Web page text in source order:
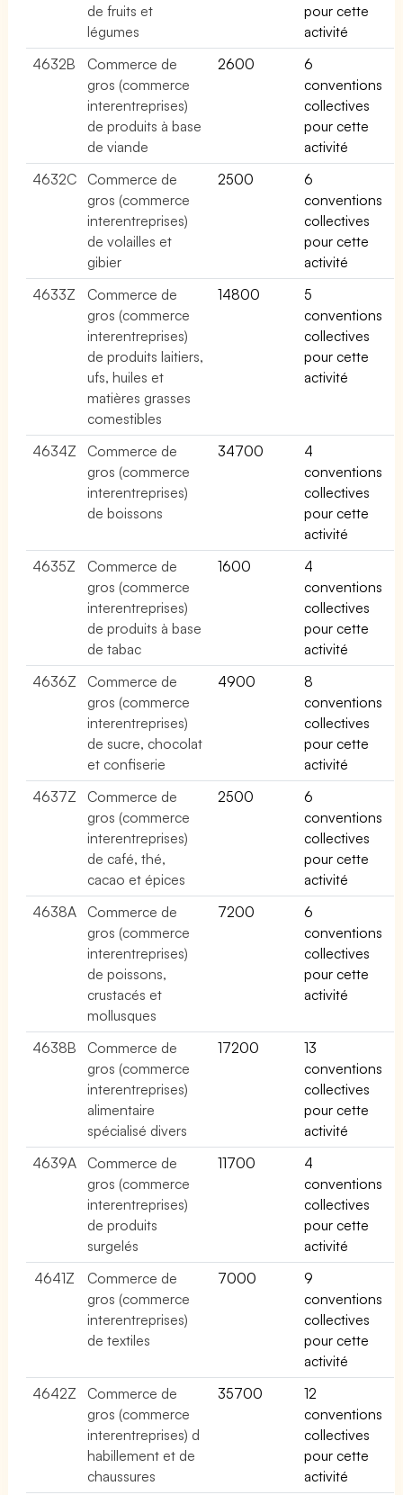
de fruits et
légumes
pour cette
activité
4632B
Commerce de
gros (commerce
interentreprises)
de produits à base
de viande
2600
6
conventions
collectives
pour cette
activité
4632C
Commerce de
gros (commerce
interentreprises)
de volailles et
gibier
2500
6
conventions
collectives
pour cette
activité
4633Z
Commerce de
gros (commerce
interentreprises)
de produits laitiers,
ufs, huiles et
matières grasses
comestibles
14800
5
conventions
collectives
pour cette
activité
4634Z
Commerce de
gros (commerce
interentreprises)
de boissons
34700
4
conventions
collectives
pour cette
activité
4635Z
Commerce de
gros (commerce
interentreprises)
de produits à base
de tabac
1600
4
conventions
collectives
pour cette
activité
4636Z
Commerce de
gros (commerce
interentreprises)
de sucre, chocolat
et confiserie
4900
8
conventions
collectives
pour cette
activité
4637Z
Commerce de
gros (commerce
interentreprises)
de café, thé,
cacao et épices
2500
6
conventions
collectives
pour cette
activité
4638A
Commerce de
gros (commerce
interentreprises)
de poissons,
crustacés et
mollusques
7200
6
conventions
collectives
pour cette
activité
4638B
Commerce de
gros (commerce
interentreprises)
alimentaire
spécialisé divers
17200
13
conventions
collectives
pour cette
activité
4639A
Commerce de
gros (commerce
interentreprises)
de produits
surgelés
11700
4
conventions
collectives
pour cette
activité
4641Z
Commerce de
gros (commerce
interentreprises)
de textiles
7000
9
conventions
collectives
pour cette
activité
4642Z
Commerce de
gros (commerce
interentreprises) d
habillement et de
chaussures
35700
12
conventions
collectives
pour cette
activité